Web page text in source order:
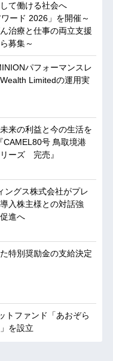
て働ける社会へ
ワード 2026」を開催～
治療と仕事の両立支援
募集～
パフォーマンスレ
Limitedの運用実
来の利益と今の生活を
CAMEL80号 鳥取境港
ーズ 完売』
ングス株式会社がプレ
入株主様との対話強
進へ
特別奨励金の支給決定
トファンド「あおぞら
を設立